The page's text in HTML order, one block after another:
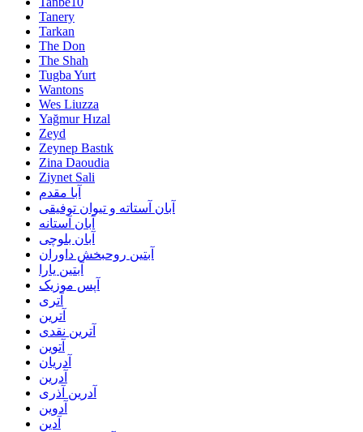
Tanery
Tarkan
The Don
The Shah
Tugba Yurt
Wantons
Wes Liuzza
Yağmur Hızal
Zeyd
Zeynep Bastık
Zina Daoudia
Ziynet Sali
آبا مقدم
آبان آستاته و تیوان توفیقی
آبان آستانه
آبان بلوچی
آبتین روحبخش داوران
آبتین یارا
آپس موزیک
آتری
آترین
آترین نقدی
آتوین
آدریان
آدرین
آدرین آذری
آدوین
آدین